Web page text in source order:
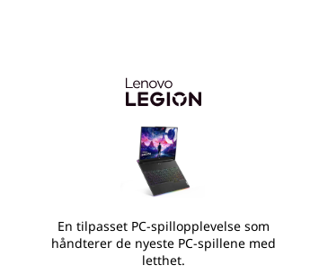
En tilpasset PC-spillopplevelse som
håndterer de nyeste PC-spillene med
letthet.